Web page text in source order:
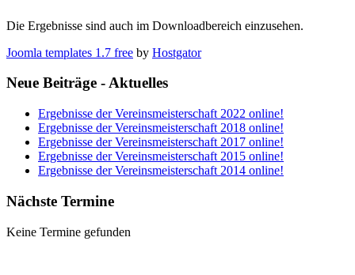
Die Ergebnisse sind auch im Downloadbereich einzusehen.
Joomla templates 1.7 free by Hostgator
Neue Beiträge - Aktuelles
Ergebnisse der Vereinsmeisterschaft 2022 online!
Ergebnisse der Vereinsmeisterschaft 2018 online!
Ergebnisse der Vereinsmeisterschaft 2017 online!
Ergebnisse der Vereinsmeisterschaft 2015 online!
Ergebnisse der Vereinsmeisterschaft 2014 online!
Nächste Termine
Keine Termine gefunden